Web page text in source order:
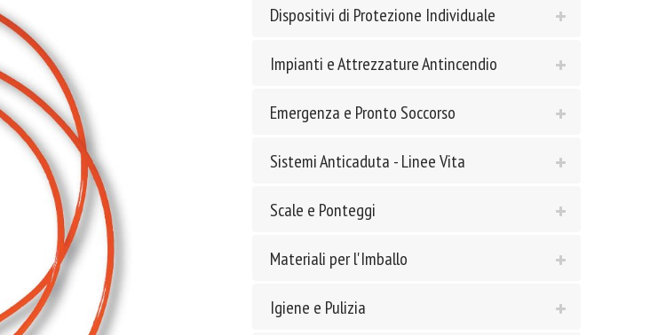
Dispositivi di Protezione Individuale
Impianti e Attrezzature Antincendio
Emergenza e Pronto Soccorso
Sistemi Anticaduta - Linee Vita
Scale e Ponteggi
Materiali per l'Imballo
Igiene e Pulizia